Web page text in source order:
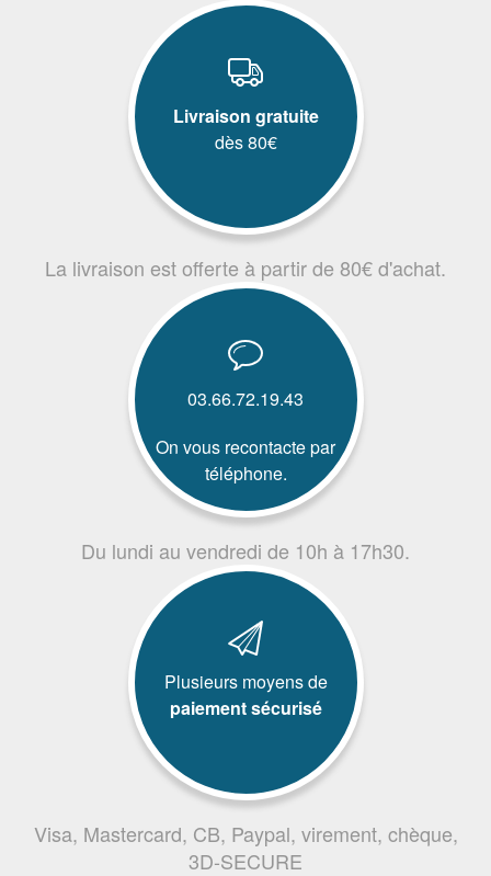
Livraison gratuite
dès 80€
La livraison est offerte à partir de 80€ d'achat.
03.66.72.19.43
On vous recontacte par
téléphone.
Du lundi au vendredi de 10h à 17h30.
Plusieurs moyens de
paiement sécurisé
Visa, Mastercard, CB, Paypal, virement, chèque,
3D-SECURE